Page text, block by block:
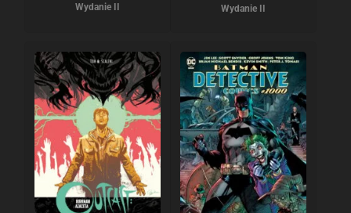
Wydanie II Wydanie II